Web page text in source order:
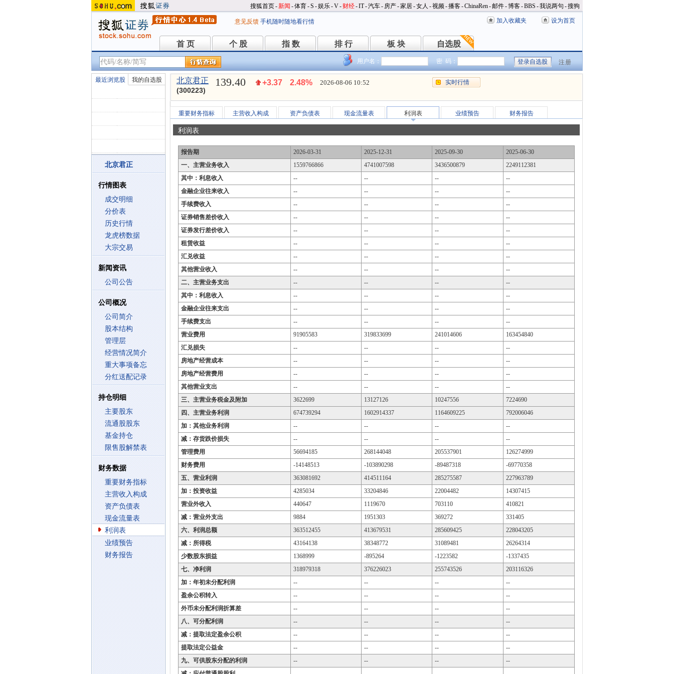
搜狐首页-新闻 -体育-S -娱乐-V- 财经-IT-汽车- 房产-家居-女人 -视频-播客-ChinaRen-邮件-博客-BBS -我说两句 -搜狗
意见反馈 手机随时随地看行情 加入收藏夹 设为首页
首 页
首 页 个 股
个 股 指 数
指 数 排 行
排 行 板 块
板 块 自选股
自选股
用户名： 密 码： 注册
最近浏览股 我的自选股
北京君正
行情图表
成交明细
分价表
历史行情
龙虎榜数据
大宗交易
新闻资讯
公司公告
公司概况
公司简介
股本结构
管理层
经营情况简介
重大事项备忘
分红送配记录
持仓明细
主要股东
流通股股东
基金持仓
限售股解禁表
财务数据
重要财务指标
主营收入构成
资产负债表
现金流量表
利润表
业绩预告
财务报告
北京君正
(300223)
139.40 +3.37 2.48% 2026-08-06 10:52 实时行情
重要财务指标 主营收入构成 资产负债表 现金流量表 利润表 业绩预告 财务报告
利润表
报告期 2026-03-31 2025-12-31 2025-09-30
2025-06-30
一、主营业务收入
1559766866 4741007598 3436500879
2249112381
其中：利息收入
-- -- --
--
金融企业往来收入
-- -- --
--
手续费收入
-- -- --
--
证券销售差价收入
-- -- --
--
证券发行差价收入
-- -- --
--
租赁收益
-- -- --
--
汇兑收益
-- -- --
--
其他营业收入
-- -- --
--
二、主营业务支出
-- -- --
--
其中：利息收入
-- -- --
--
金融企业往来支出
-- -- --
--
手续费支出
-- -- --
--
营业费用
91905583 319833699 241014606
163454840
汇兑损失
-- -- --
--
房地产经营成本
-- -- --
--
房地产经营费用
-- -- --
--
其他营业支出
-- -- --
--
三、主营业务税金及附加
3622699 13127126 10247556
7224690
四、主营业务利润
674739294 1602914337 1164609225
792006046
加：其他业务利润
-- -- --
--
减：存货跌价损失
-- -- --
--
管理费用
56694185 268144048 205537901
126274999
财务费用
-14148513 -103890298 -89487318
-69770358
五、营业利润
363081692 414511164 285275587
227963789
加：投资收益
4285034 33204846 22004482
14307415
营业外收入
440647 1119670 703110
410821
减：营业外支出
9884 1951303 369272
331405
六、利润总额
363512455 413679531 285609425
228043205
减：所得税
43164138 38348772 31089481
26264314
少数股东损益
1368999 -895264 -1223582
-1337435
七、净利润
318979318 376226023 255743526
203116326
加：年初未分配利润
-- -- --
--
盈余公积转入
-- -- --
--
外币未分配利润折算差
-- -- --
--
八、可分配利润
-- -- --
--
减：提取法定盈余公积
-- -- --
--
提取法定公益金
-- -- --
--
九、可供股东分配的利润
-- -- --
--